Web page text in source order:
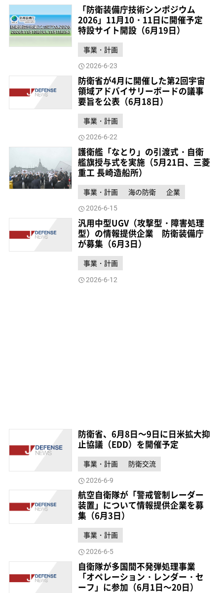
「防衛装備庁技術シンポジウム
2026」11月10・11日に開催予定
特設サイト開設（6月19日）
事業・計画
2026-6-23
防衛省が4月に開催した第2回宇宙
領域アドバイサリーボードの議事
要旨を公表（6月18日）
事業・計画
2026-6-22
護衛艦「なとり」の引渡式・自衛
艦旗授与式を実施（5月21日、三菱
重工 長崎造船所）
事業・計画 海の防衛 企業
2026-6-15
汎用中型UGV（攻撃型・障害処理
型）の情報提供企業 防衛装備庁
が募集（6月3日）
事業・計画
2026-6-12
防衛省、6月8日～9日に日米拡大抑
止協議（EDD）を開催予定
事業・計画 防衛交流
2026-6-9
航空自衛隊が「警戒管制レーダー
装置」について情報提供企業を募
集（6月3日）
事業・計画
2026-6-5
自衛隊が多国間不発弾処理事業
「オペレーション・レンダー・セ
ーフ」に参加（6月1日～20日）